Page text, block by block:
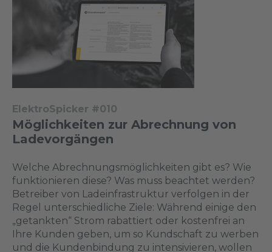
ElektroSpicker #010
Möglichkeiten zur Abrechnung von
Ladevorgängen
Welche Abrechnungsmöglichkeiten gibt es? Wie
funktionieren diese? Was muss beachtet werden?
Betreiber von Ladeinfrastruktur verfolgen in der
Regel unterschiedliche Ziele: Während einige den
„getankten“ Strom rabattiert oder kostenfrei an
Ihre Kunden geben, um so Kundschaft zu werben
und die Kundenbindung zu intensivieren, wollen